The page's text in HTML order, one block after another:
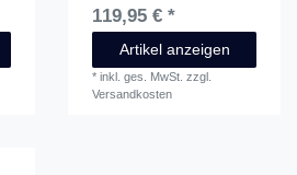
119,95 € *
Artikel anzeigen
*inkl. ges. MwSt. zzgl.
Versandkosten